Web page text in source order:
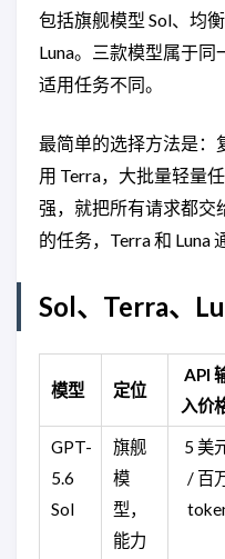
包括旗舰模型 Sol、均
Luna。三款模型属于
适用任务不同。
最简单的选择方法是：
用 Terra，大批量轻量
强，就把所有请求都交
的任务，Terra 和 Luna
Sol、Terra、
模型 定位
API
入价
GPT-
5.6
Sol
旗舰
模
型，
能力
5 美
/ 百